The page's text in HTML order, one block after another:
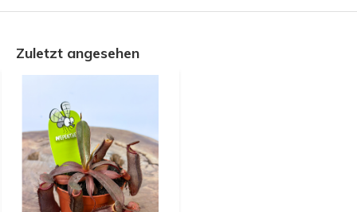
Zuletzt angesehen